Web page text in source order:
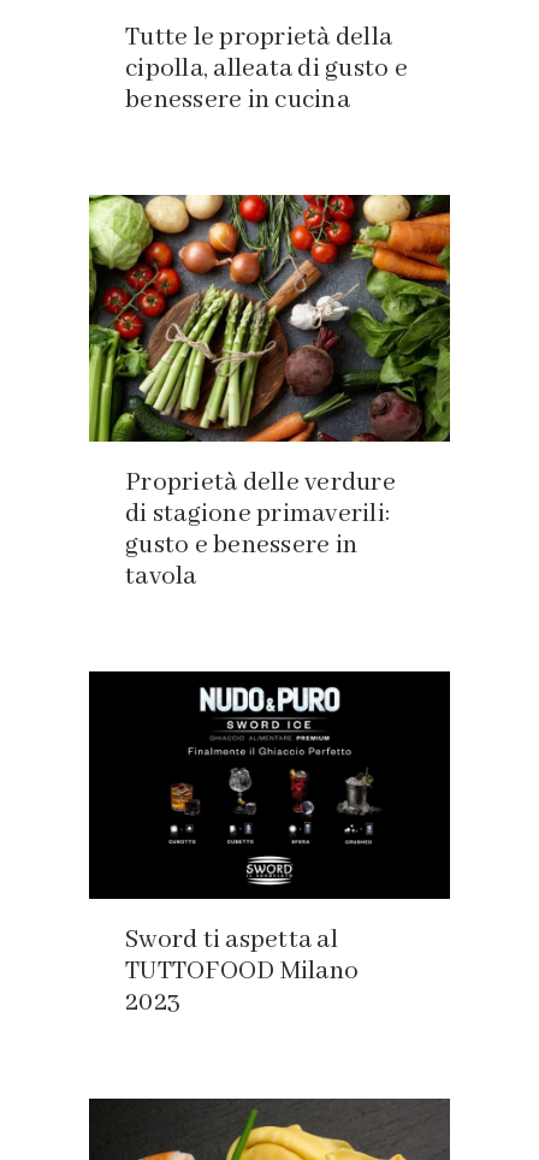
Tutte le proprietà della
cipolla, alleata di gusto e
benessere in cucina
Proprietà delle verdure
di stagione primaverili:
gusto e benessere in
tavola
Sword ti aspetta al
TUTTOFOOD Milano
2023